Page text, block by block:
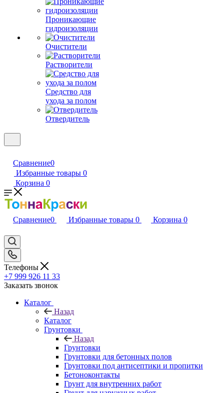
Проникающие
гидроизоляции
Очистители
Растворители
Средство для
ухода за полом
Отвердитель
Сравнение0
Избранные товары 0
Корзина 0
Сравнение0 Избранные товары 0 Корзина 0
Телефоны
+7 999 926 11 33
Заказать звонок
Каталог
Назад
Каталог
Грунтовки
Назад
Грунтовки
Грунтовки для бетонных полов
Грунтовки под антисептики и пропитки
Бетоноконтакты
Грунт для внутренних работ